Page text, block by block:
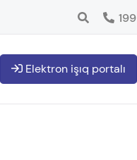
199
Elektron işıq portalı